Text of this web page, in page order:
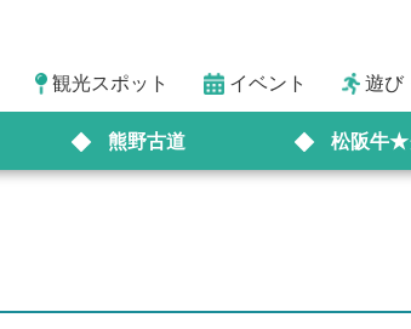
観光スポット イベント 遊び
熊野古道 松阪牛★